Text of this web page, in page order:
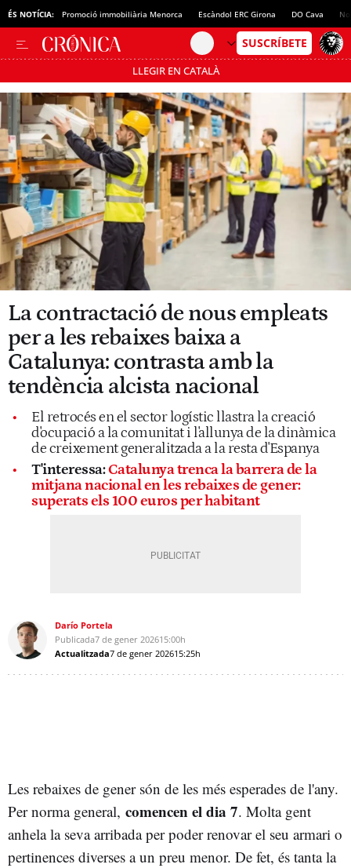
ÉS NOTÍCIA: Promoció immobiliària Menorca Escàndol ERC Girona DO Cava
LLEGIR EN CATALÀ
Passa’t al mode estalvi
La contractació de nous empleats
per a les rebaixes baixa a
Catalunya: contrasta amb la
tendència alcista nacional
El retrocés en el sector logístic llastra la creació
d'ocupació a la comunitat i l'allunya de la dinàmica
de creixement generalitzada a la resta d'Espanya
T'interessa:Catalunya trenca la barrera de la
mitjana nacional en les rebaixes de gener:
superats els 100 euros per habitant
Darío Portela
Publicada7 de gener 202615:00h
Actualitzada7 de gener 202615:25h
Les rebaixes de gener són de les més esperades de l'any.
Per norma general, comencen el dia 7. Molta gent
anhela la seva arribada per poder renovar el seu armari o
pertinences diverses a un preu menor. De fet, és tanta la